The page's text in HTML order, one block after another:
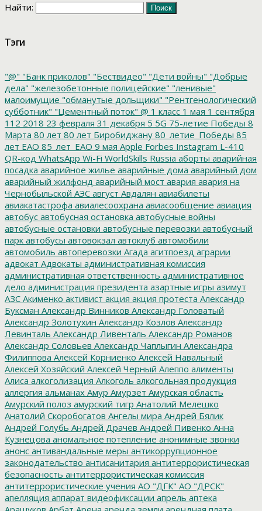
Найти:
Тэги
"@" "Банк приколов" "Бествидео" "Дети войны" "Добрые
дела" "железобетонные полицейские" "ленивые"
малоимущие "обманутые дольщики" "Рентгенологический
субботник" "Цементный поток" @ 1 класс 1 мая 1 сентября
112 2018 23 февраля 31 декабря 5 5G 75-летие Победы 8
Марта 80 лет 80 лет Биробиджану 80_летие_Победы 85
лет ЕАО 85_лет_ЕАО 9 мая Apple Forbes Instagram L-410
QR-код WhatsApp Wi-Fi WorldSkills Russia аборты аварийная
посадка аварийное жилье аварийные дома аварийный дом
аварийный жилфонд аварийный мост авария авария на
Чернобыльской АЭС август Авдалян авиабилеты
авиакатастрофа авиалесоохрана авиасообщение авиация
автобус автобусная остановка автобусные войны
автобусные остановки автобусные перевозки автобусный
парк автобусы автовокзал автоклуб автомобили
автомобиль автоперевозки Агада агитпоезд аграрии
адвокат Адвокаты административная комиссия
административная ответственность административное
дело администрация президента азартные игры азимут
АЗС Акименко активист акция акция протеста Александр
Буксман Александр Винников Александр Головатый
Александр Золотухин Александр Козлов Александр
Левинталь Александр Ливенталь Александр Романов
Александр Соловьев Александр Чаплыгин Александра
Филиппова Алексей Корниенко Алексей Навальный
Алексей Хозяйский Алексей Черный Алеппо алименты
Алиса алкоголизация Алкоголь алкогольная продукция
аллергия альманах Амур Амурзет Амурская область
Амурский полоз амурский тигр Анатолий Мелешко
Анатолий Скоробогатов Ангелы мира Андрей Бялик
Андрей Голубь Андрей Драчев Андрей Пивенко Анна
Кузнецова аномальное потепление анонимные звонки
анонс антивандальные меры антикоррупционное
законодательство антисанитария антитеррористическая
безопасность антитеррористическая комиссия
антитеррористические учения АО "ДГК" АО "ДРСК"
апелляция аппарат видеофиксации апрель аптека